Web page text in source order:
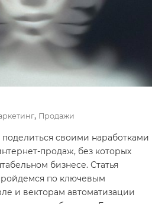
, Продажи
поделиться своими наработками
продаж, без которых
бизнесе. Статья
по ключевым
и векторам автоматизации